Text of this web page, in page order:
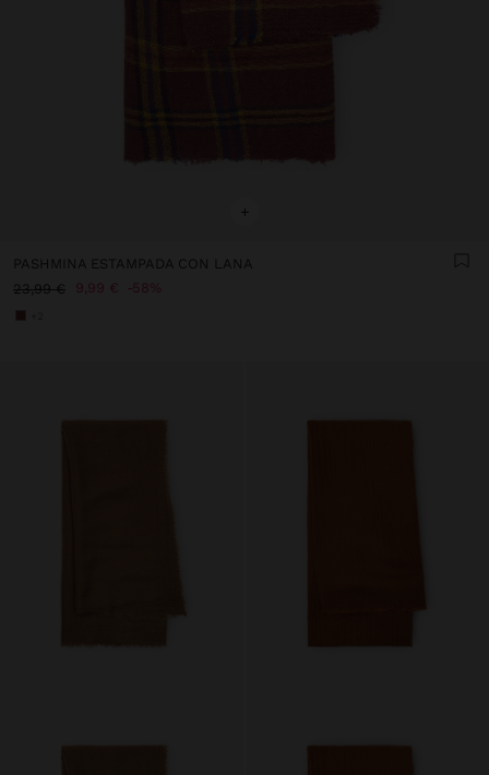
+
PASHMINA ESTAMPADA CON LANA
23,99 €
9,99 € 58%